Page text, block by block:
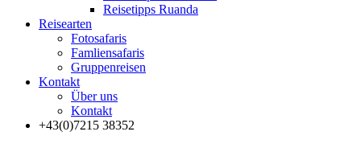
Reisetipps Ruanda
Reisearten
Fotosafaris
Famliensafaris
Gruppenreisen
Kontakt
Über uns
Kontakt
+43(0)7215 38352